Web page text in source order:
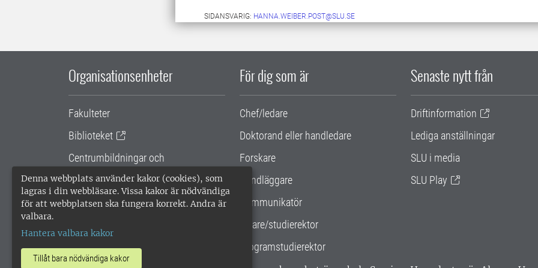
Denna webbplats använder kakor (cookies), som
lagras i din webbläsare. Vissa kakor är nödvändiga
för att webbplatsen ska fungera korrekt. Andra är
valbara.
Hantera valbara kakor
Tillåt bara nödvändiga kakor
SIDANSVARIG: HANNA.WEIBER.POST@SLU.SE
Organisationsenheter
Fakulteter
Biblioteket
Centrumbildningar och
samarbetsprojekt
Gemensamma verksamhetsstödet
För dig som är
Chef/ledare
Doktorand eller handledare
Forskare
Handläggare
Kommunikatör
Lärare/studierektor
Programstudierektor
Senaste nytt från
Driftinformation
Lediga anställningar
SLU i media
SLU Play